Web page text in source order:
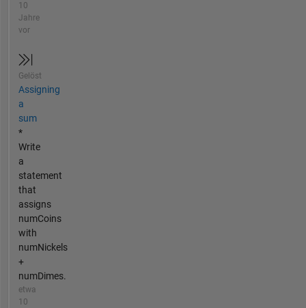
10
Jahre
vor
Gelöst
Assigning
a
sum
*
Write
a
statement
that
assigns
numCoins
with
numNickels
+
numDimes.
etwa
10